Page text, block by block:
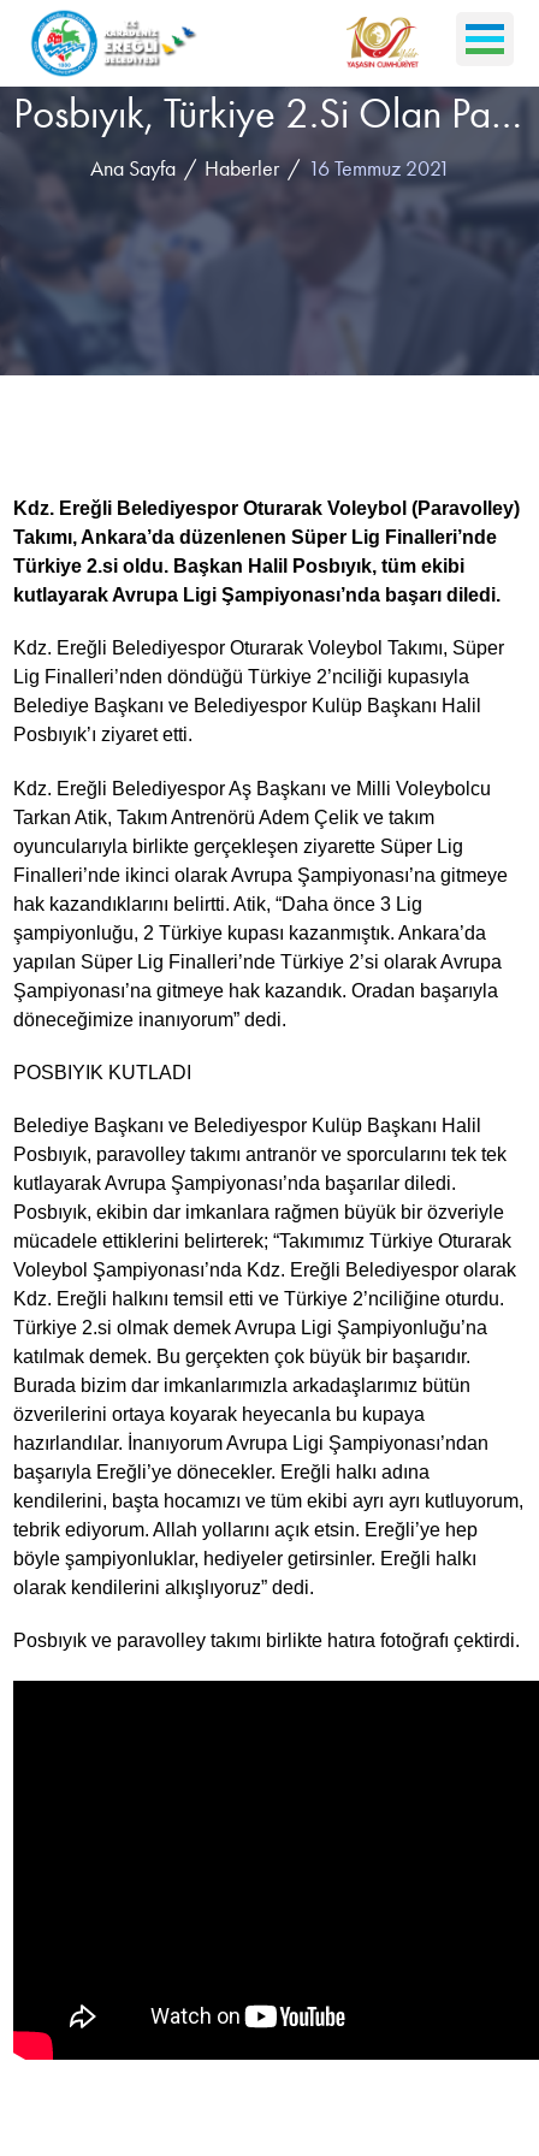
Posbıyık, Türkiye 2.Si Olan Paravolley Takımını Kutladı
Ana Sayfa Haberler 16 Temmuz 2021
Kdz. Ereğli Belediyespor Oturarak Voleybol (Paravolley)
Takımı, Ankara’da düzenlenen Süper Lig Finalleri’nde
Türkiye 2.si oldu. Başkan Halil Posbıyık, tüm ekibi
kutlayarak Avrupa Ligi Şampiyonası’nda başarı diledi.
Kdz. Ereğli Belediyespor Oturarak Voleybol Takımı, Süper
Lig Finalleri’nden döndüğü Türkiye 2’nciliği kupasıyla
Belediye Başkanı ve Belediyespor Kulüp Başkanı Halil
Posbıyık’ı ziyaret etti.
Kdz. Ereğli Belediyespor Aş Başkanı ve Milli Voleybolcu
Tarkan Atik, Takım Antrenörü Adem Çelik ve takım
oyuncularıyla birlikte gerçekleşen ziyarette Süper Lig
Finalleri’nde ikinci olarak Avrupa Şampiyonası’na gitmeye
hak kazandıklarını belirtti. Atik, “Daha önce 3 Lig
şampiyonluğu, 2 Türkiye kupası kazanmıştık. Ankara’da
yapılan Süper Lig Finalleri’nde Türkiye 2’si olarak Avrupa
Şampiyonası’na gitmeye hak kazandık. Oradan başarıyla
döneceğimize inanıyorum” dedi.
POSBIYIK KUTLADI
Belediye Başkanı ve Belediyespor Kulüp Başkanı Halil
Posbıyık, paravolley takımı antranör ve sporcularını tek tek
kutlayarak Avrupa Şampiyonası’nda başarılar diledi.
Posbıyık, ekibin dar imkanlara rağmen büyük bir özveriyle
mücadele ettiklerini belirterek; “Takımımız Türkiye Oturarak
Voleybol Şampiyonası’nda Kdz. Ereğli Belediyespor olarak
Kdz. Ereğli halkını temsil etti ve Türkiye 2’nciliğine oturdu.
Türkiye 2.si olmak demek Avrupa Ligi Şampiyonluğu’na
katılmak demek. Bu gerçekten çok büyük bir başarıdır.
Burada bizim dar imkanlarımızla arkadaşlarımız bütün
özverilerini ortaya koyarak heyecanla bu kupaya
hazırlandılar. İnanıyorum Avrupa Ligi Şampiyonası’ndan
başarıyla Ereğli’ye dönecekler. Ereğli halkı adına
kendilerini, başta hocamızı ve tüm ekibi ayrı ayrı kutluyorum,
tebrik ediyorum. Allah yollarını açık etsin. Ereğli’ye hep
böyle şampiyonluklar, hediyeler getirsinler. Ereğli halkı
olarak kendilerini alkışlıyoruz” dedi.
Posbıyık ve paravolley takımı birlikte hatıra fotoğrafı çektirdi.